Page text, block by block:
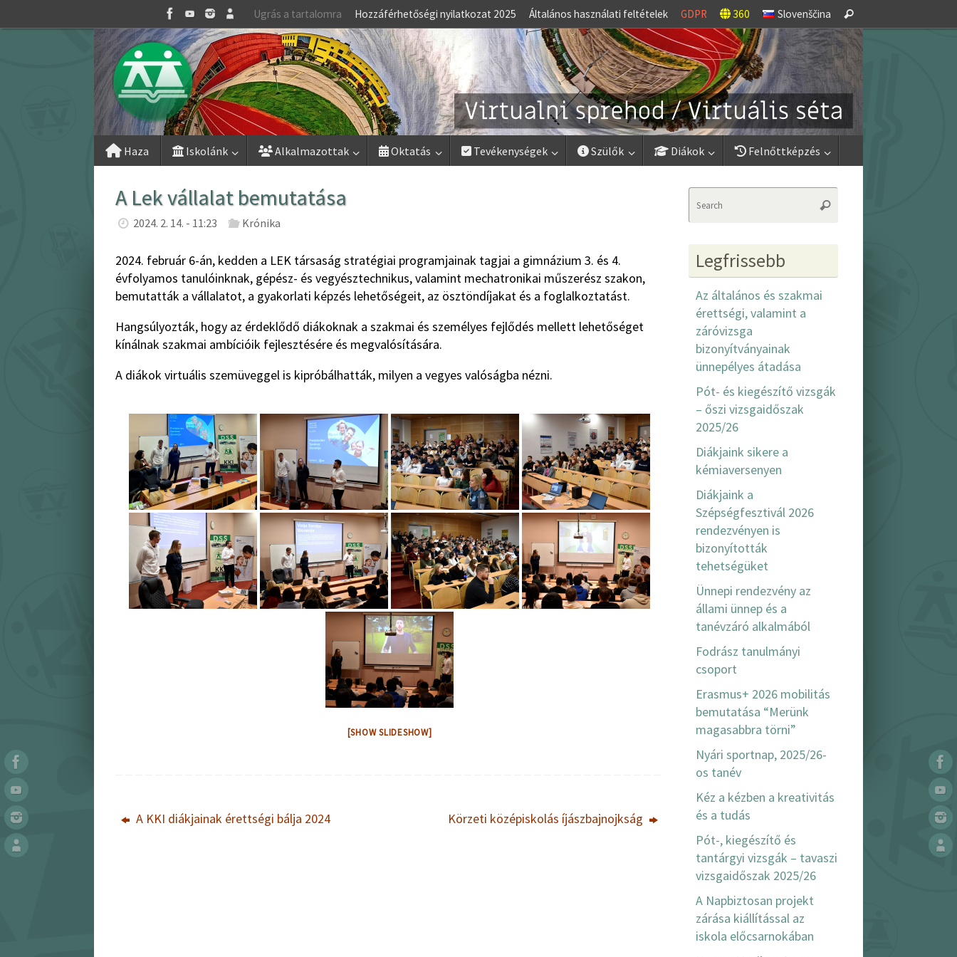
to
Ugrás a tartalomra Hozzáférhetőségi nyilatkozat 2025 Általános használati feltételek GDPR 360 Slovenščina
for:
Search
Skip
Haza Iskolánk Alkalmazottak Oktatás Tevékenységek Szülők Diákok Felnőttképzés
A Lek vállalat bemutatása
2024. 2. 14. - 11:23 Krónika
2024. február 6-án, kedden a LEK társaság stratégiai programjainak tagjai a gimnázium 3. és 4.
évfolyamos tanulóinknak, gépész- és vegyésztechnikus, valamint mechatronikai műszerész szakon,
bemutatták a vállalatot, a gyakorlati képzés lehetőségeit, az ösztöndíjakat és a foglalkoztatást.
Hangsúlyozták, hogy az érdeklődő diákoknak a szakmai és személyes fejlődés mellett lehetőséget
kínálnak szakmai ambícióik fejlesztésére és megvalósítására.
A diákok virtuális szemüveggel is kipróbálhatták, milyen a vegyes valóságba nézni.
[SHOW SLIDESHOW]
A KKI diákjainak érettségi bálja 2024 Körzeti középiskolás íjászbajnojkság
Search
Legfrissebb
Az általános és szakmai
érettségi, valamint a
záróvizsga
bizonyítványainak
ünnepélyes átadása
Pót- és kiegészítő vizsgák
– őszi vizsgaidőszak
2025/26
Diákjaink sikere a
kémiaversenyen
Diákjaink a
Szépségfesztivál 2026
rendezvényen is
bizonyították
tehetségüket
Ünnepi rendezvény az
állami ünnep és a
tanévzáró alkalmából
Fodrász tanulmányi
csoport
Erasmus+ 2026 mobilitás
bemutatása “Merünk
magasabbra törni”
Nyári sportnap, 2025/26-
os tanév
Kéz a kézben a kreativitás
és a tudás
Pót-, kiegészítő és
tantárgyi vizsgák – tavaszi
vizsgaidőszak 2025/26
A Napbiztosan projekt
zárása kiállítással az
iskola előcsarnokában